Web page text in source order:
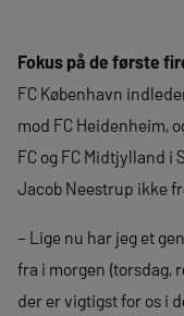
Fokus på de første
FC København
mod FC Heidenheim,
FC og FC Midtjylland
Jacob Neestrup ikke
– Lige nu har jeg et
fra i morgen (torsdag,
der er vigtigst for os i